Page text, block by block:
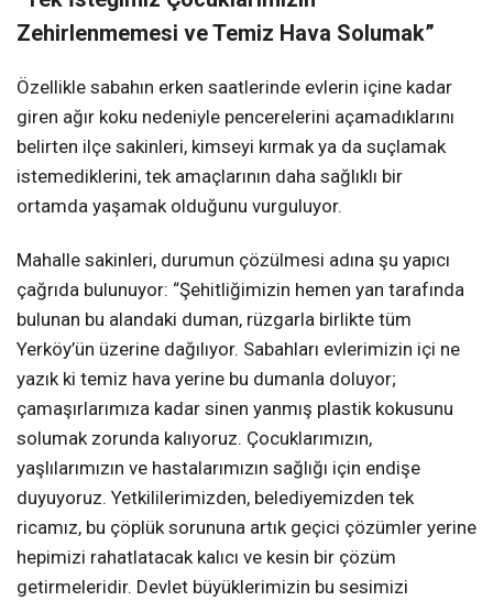
Zehirlenmemesi ve Temiz Hava Solumak”
Özellikle sabahın erken saatlerinde evlerin içine kadar
giren ağır koku nedeniyle pencerelerini açamadıklarını
belirten ilçe sakinleri, kimseyi kırmak ya da suçlamak
istemediklerini, tek amaçlarının daha sağlıklı bir
ortamda yaşamak olduğunu vurguluyor.
Mahalle sakinleri, durumun çözülmesi adına şu yapıcı
çağrıda bulunuyor: “Şehitliğimizin hemen yan tarafında
bulunan bu alandaki duman, rüzgarla birlikte tüm
Yerköy’ün üzerine dağılıyor. Sabahları evlerimizin içi ne
yazık ki temiz hava yerine bu dumanla doluyor;
çamaşırlarımıza kadar sinen yanmış plastik kokusunu
solumak zorunda kalıyoruz. Çocuklarımızın,
yaşlılarımızın ve hastalarımızın sağlığı için endişe
duyuyoruz. Yetkililerimizden, belediyemizden tek
ricamız, bu çöplük sorununa artık geçici çözümler yerine
hepimizi rahatlatacak kalıcı ve kesin bir çözüm
getirmeleridir. Devlet büyüklerimizin bu sesimizi